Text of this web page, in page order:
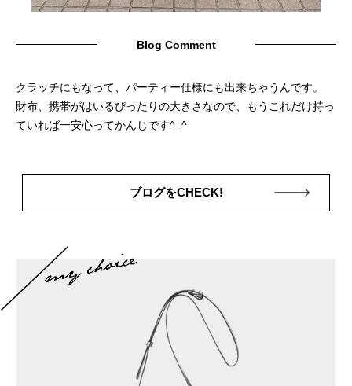
Blog Comment
クラッチにもなって、パーティー仕様にも出来ちゃうんです。
財布、携帯がはいるぴったりの大きさなので、もうこれだけ持っ
ていれば一安心ってかんじです^_^
ブログをCHECK!